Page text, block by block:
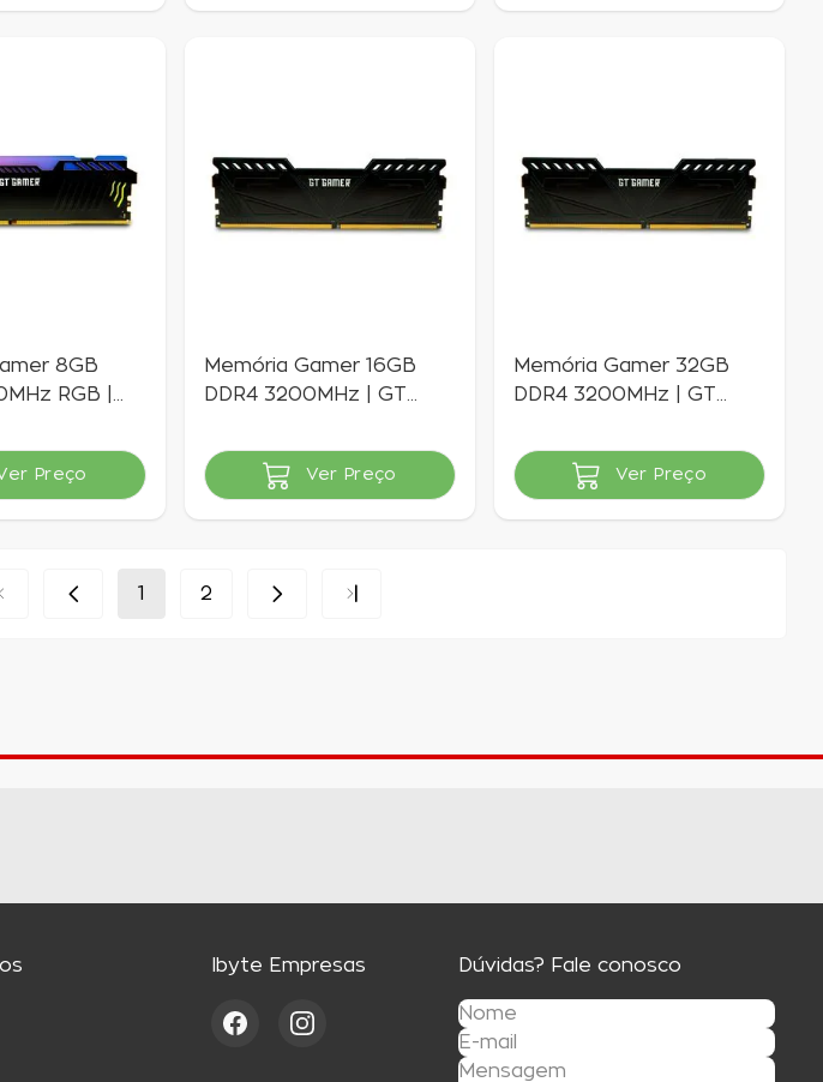
8GB
RGB |
Preço
Memória Gamer 16GB
DDR4 3200MHz | GT
Indisponível
Ver Preço
Memória Gamer 32GB
DDR4 3200MHz | GT
Indisponível
Ver Preço
1 2
Ibyte Empresas Dúvidas? Fale conosco